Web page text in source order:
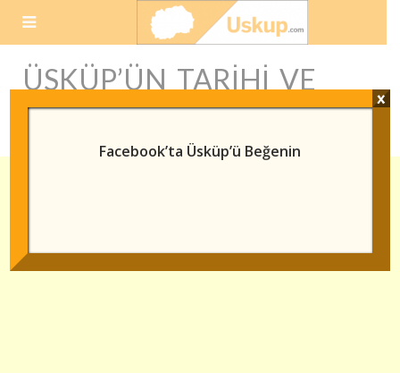
ÜSKÜP’ÜN TARIHI VE
TURISTIK MEKANLARI
Facebook’ta Üsküp’ü Beğenin
x